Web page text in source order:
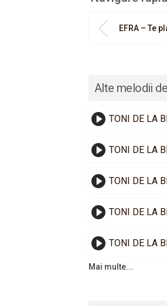
EFRA – Te
Alte melodii
TONI DE LA
TONI DE LA
TONI DE LA
TONI DE LA
TONI DE LA
Mai multe...